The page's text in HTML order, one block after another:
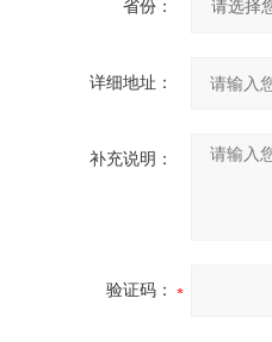
省份：
详细地址：
补充说明：
验证码：